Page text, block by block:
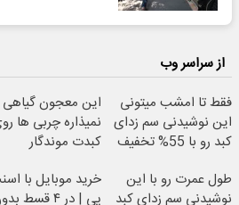
از سراسر وب
فقط تا امشب میتونی
این نوشیدنی سم زدای
کبد رو با 55% تخفیف
این معجون گیاهی
نمیذاره چربی ها
کبدت موندگار
طول عمرت رو با این
نوشیدنی سم زدای کبد
خرید موبایل با
پی | در ۴ قسط